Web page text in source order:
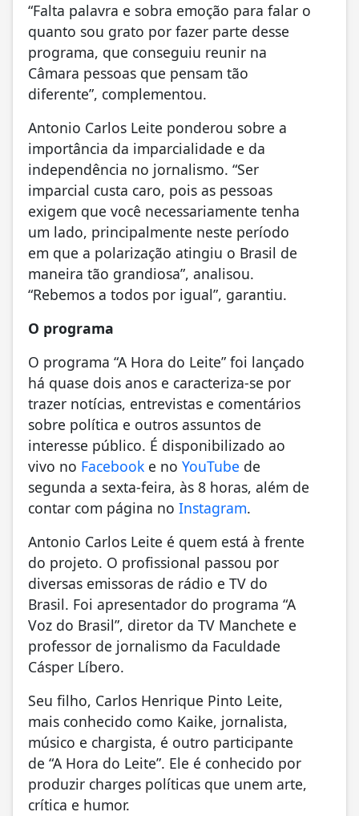
“Falta palavra e sobra emoção para falar o
quanto sou grato por fazer parte desse
programa, que conseguiu reunir na
Câmara pessoas que pensam tão
diferente”, complementou.
Antonio Carlos Leite ponderou sobre a
importância da imparcialidade e da
independência no jornalismo. “Ser
imparcial custa caro, pois as pessoas
exigem que você necessariamente tenha
um lado, principalmente neste período
em que a polarização atingiu o Brasil de
maneira tão grandiosa”, analisou.
“Rebemos a todos por igual”, garantiu.
O programa
O programa “A Hora do Leite” foi lançado
há quase dois anos e caracteriza-se por
trazer notícias, entrevistas e comentários
sobre política e outros assuntos de
interesse público. É disponibilizado ao
vivo no Facebook e no YouTube de
segunda a sexta-feira, às 8 horas, além de
contar com página no Instagram.
Antonio Carlos Leite é quem está à frente
do projeto. O profissional passou por
diversas emissoras de rádio e TV do
Brasil. Foi apresentador do programa “A
Voz do Brasil”, diretor da TV Manchete e
professor de jornalismo da Faculdade
Cásper Líbero.
Seu filho, Carlos Henrique Pinto Leite,
mais conhecido como Kaike, jornalista,
músico e chargista, é outro participante
de “A Hora do Leite”. Ele é conhecido por
produzir charges políticas que unem arte,
crítica e humor.